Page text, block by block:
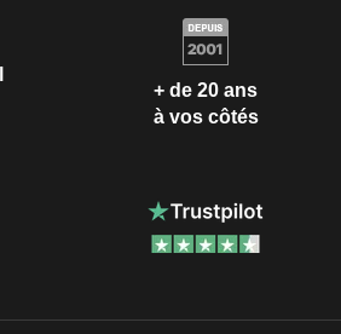
+ de 20 ans
à vos côtés